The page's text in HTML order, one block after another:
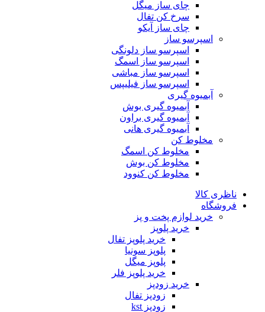
چای ساز میگل
سرخ کن تفال
چای ساز آیکو
اسپرسو ساز
اسپرسو ساز دلونگی
اسپرسو ساز اسمگ
اسپرسو ساز مباشی
اسپرسو ساز فیلیپس
آبمیوه گیری
آبمیوه گیری بوش
آبمیوه گیری براون
آبمیوه گیری هانی
مخلوط کن
مخلوط کن اسمگ
مخلوط کن بوش
مخلوط کن کنوود
ناظری کالا
فروشگاه
خرید لوازم پخت و پز
خرید پلوپز
خرید پلوپز تفال
پلوپز سونیا
پلوپز میگل
خرید پلوپز فلر
خرید زودپز
زودپز تفال
زودپز kst